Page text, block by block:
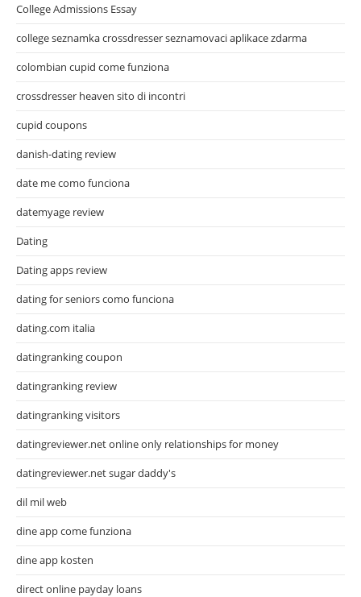
College Admissions Essay
college seznamka crossdresser seznamovaci aplikace zdarma
colombian cupid come funziona
crossdresser heaven sito di incontri
cupid coupons
danish-dating review
date me como funciona
datemyage review
Dating
Dating apps review
dating for seniors como funciona
dating.com italia
datingranking coupon
datingranking review
datingranking visitors
datingreviewer.net online only relationships for money
datingreviewer.net sugar daddy's
dil mil web
dine app come funziona
dine app kosten
direct online payday loans